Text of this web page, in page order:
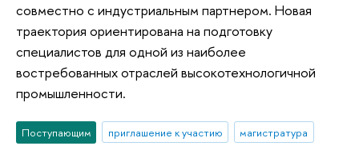
совместно с индустриальным партнером. Новая
траектория ориентирована на подготовку
специалистов для одной из наиболее
востребованных отраслей высокотехнологичной
промышленности.
Поступающим приглашение к участию магистратура